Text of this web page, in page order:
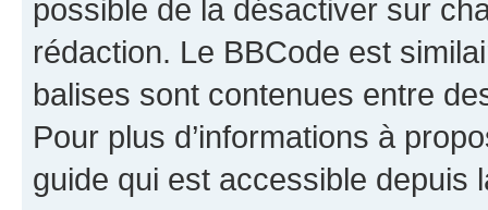
possible de la désactiver sur
rédaction. Le BBCode est
balises sont contenues entre
Pour plus d’informations à
guide qui est accessible depuis